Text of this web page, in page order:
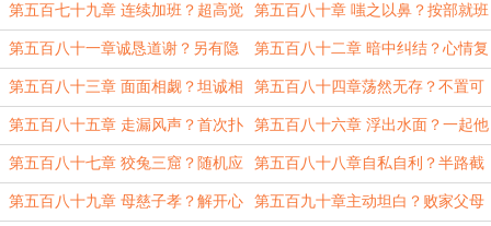
合 赅
第五百七十九章 连续加班？超高觉
悟
第五百八十章 嗤之以鼻？按部就班
第五百八十一章诚恳道谢？另有隐
情
第五百八十二章 暗中纠结？心情复
杂
第五百八十三章 面面相觑？坦诚相
对
第五百八十四章荡然无存？不置可
否
第五百八十五章 走漏风声？首次扑
空？
第五百八十六章 浮出水面？一起他
杀
第五百八十七章 狡兔三窟？随机应
变
第五百八十八章自私自利？半路截
胡
第五百八十九章 母慈子孝？解开心 第五百九十章主动坦白？败家父母